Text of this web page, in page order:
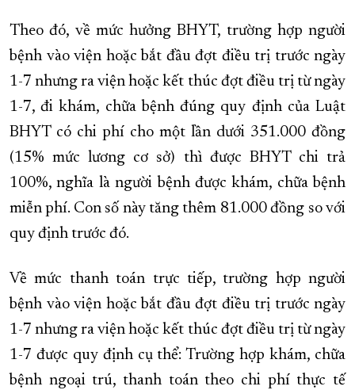
Theo đó, về mức hưởng BHYT, trường hợp người
bệnh vào viện hoặc bắt đầu đợt điều trị trước ngày
1-7 nhưng ra viện hoặc kết thúc đợt điều trị từ ngày
1-7, đi khám, chữa bệnh đúng quy định của Luật
BHYT có chi phí cho một lần dưới 351.000 đồng
(15% mức lương cơ sở) thì được BHYT chi trả
100%, nghĩa là người bệnh được khám, chữa bệnh
miễn phí. Con số này tăng thêm 81.000 đồng so với
quy định trước đó.
Về mức thanh toán trực tiếp, trường hợp người
bệnh vào viện hoặc bắt đầu đợt điều trị trước ngày
1-7 nhưng ra viện hoặc kết thúc đợt điều trị từ ngày
1-7 được quy định cụ thể: Trường hợp khám, chữa
bệnh ngoại trú, thanh toán theo chi phí thực tế